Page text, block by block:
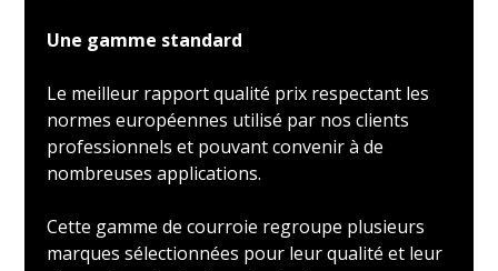
Une gamme standard
Le meilleur rapport qualité prix respectant les
normes européennes utilisé par nos clients
professionnels et pouvant convenir à de
nombreuses applications.
Cette gamme de courroie regroupe plusieurs
marques sélectionnées pour leur qualité et leur